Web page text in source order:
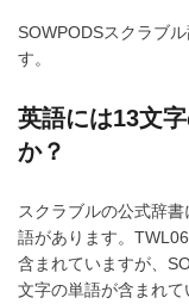
SOWPODSスクラブ
す。
英語には13文
か？
スクラブルの公式辞
語があります。
含まれていますが、
文字の単語が含まれて